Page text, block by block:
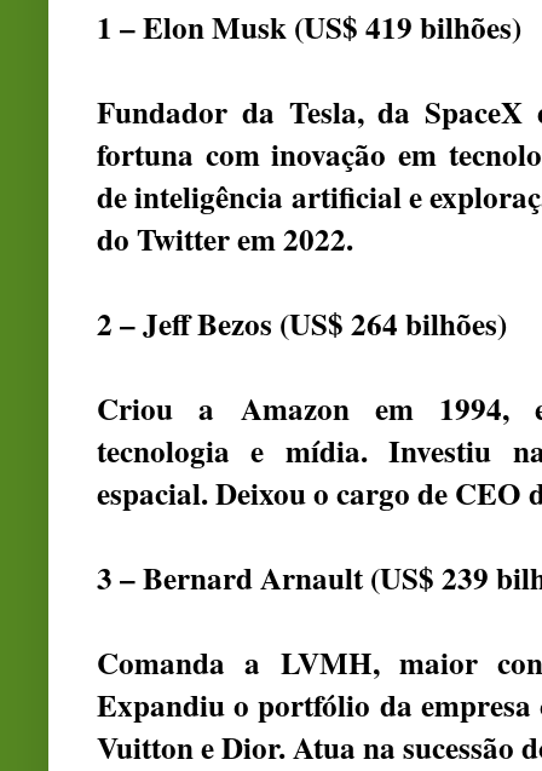
1 – Elon Musk (US$ 419 bilhões)
Fundador da Tesla, da SpaceX
fortuna com inovação em
de inteligência artificial e
do Twitter em 2022.
2 – Jeff Bezos (US$ 264 bilhões)
Criou a Amazon em 1994,
tecnologia e mídia. Investiu
espacial. Deixou o cargo de CEO
3 – Bernard Arnault (US$ 239
Comanda a LVMH, maior
Expandiu o portfólio da
Vuitton e Dior. Atua na sucessão